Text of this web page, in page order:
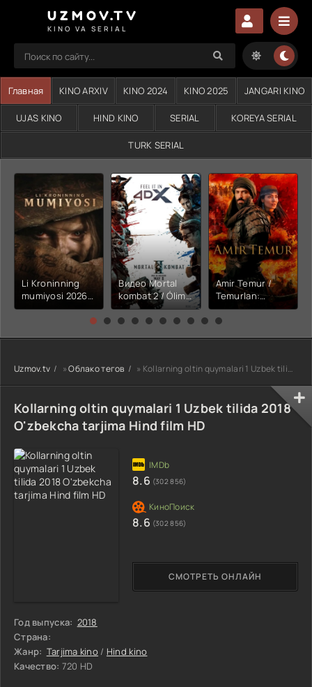
UZMOV.TV
KINO VA SERIAL
Главная KINO ARXIV KINO 2024 KINO 2025 JANGARI KINO
UJAS KINO HIND KINO SERIAL KOREYA SERIAL
TURK SERIAL
Li Kroninning
mumiyosi 2026
(uzbek tilida
kino) tarjima HD
Видео Mortal
kombat 2 / Ólim
jangi 2 (2026)
Uzbek tilida
Amir Temur /
Temurlan:
Fathchining
yuksalishi
tarjima kino Full
HD tas-ix
Uzmov.tv »Облако тегов » Kollarning oltin quymalari 1 Uzbek tilida 2018 O'zbekcha tarjima Hind film HD
Kollarning oltin quymalari 1 Uzbek tilida 2018
O'zbekcha tarjima Hind film HD
Год выпуска: 2018
Страна:
Жанр: Tarjima kino / Hind kino
Качество: 720 HD
СМОТРЕТЬ ОНЛАЙН
8.6 (302 856)
8.6 (302 856)